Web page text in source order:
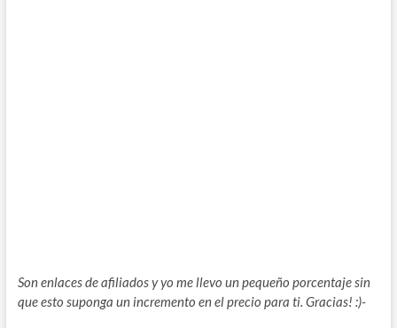
Son enlaces de afiliados y yo me llevo un pequeño porcentaje sin
que esto suponga un incremento en el precio para ti. Gracias! :)-